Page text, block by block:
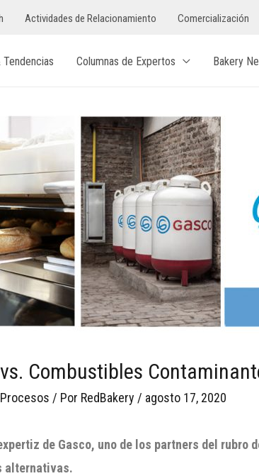
Actividades de Relacionamiento Comercialización
Columnas de Expertos Bakery
Combustibles
/ Por RedBakery / agosto 17, 2020
de Gasco, uno de los partners del rubro
alternativas.